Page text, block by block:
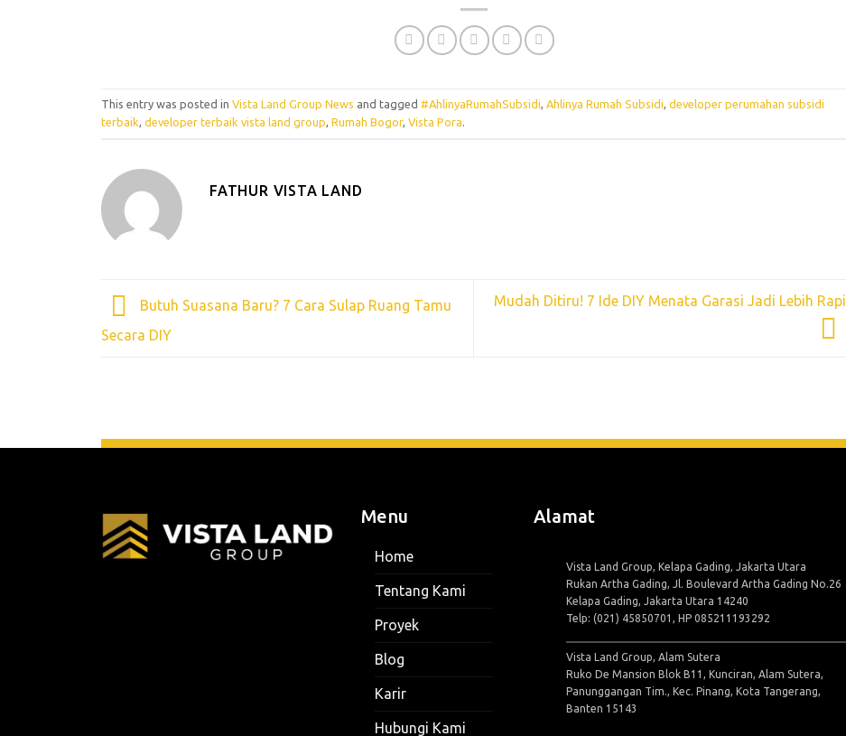
This entry was posted in Vista Land Group News and tagged #AhlinyaRumahSubsidi, Ahlinya Rumah Subsidi, developer perumahan subsidi
terbaik, developer terbaik vista land group, Rumah Bogor, Vista Pora.
FATHUR VISTA LAND
Butuh Suasana Baru? 7 Cara Sulap Ruang Tamu
Secara DIY
Mudah Ditiru! 7 Ide DIY Menata Garasi Jadi Lebih Rapi
Menu
Home
Tentang Kami
Proyek
Blog
Karir
Hubungi Kami
Alamat
Vista Land Group, Kelapa Gading, Jakarta Utara
Rukan Artha Gading, Jl. Boulevard Artha Gading No.26
Kelapa Gading, Jakarta Utara 14240
Telp: (021) 45850701, HP 085211193292
Vista Land Group, Alam Sutera
Ruko De Mansion Blok B11, Kunciran, Alam Sutera,
Panunggangan Tim., Kec. Pinang, Kota Tangerang,
Banten 15143